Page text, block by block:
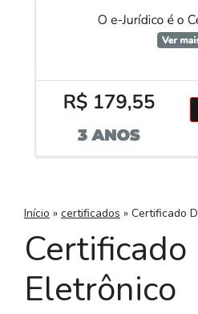
Início » certificados » Certificado
Eletrônico